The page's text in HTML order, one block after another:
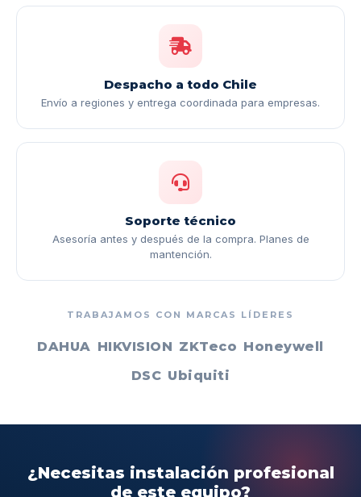
Despacho a todo Chile
Envío a regiones y entrega coordinada para empresas.
Soporte técnico
Asesoría antes y después de la compra. Planes de
mantención.
TRABAJAMOS CON MARCAS LÍDERES
DAHUA HIKVISION ZKTeco Honeywell
DSC Ubiquiti
¿Necesitas instalación profesional
de este equipo?